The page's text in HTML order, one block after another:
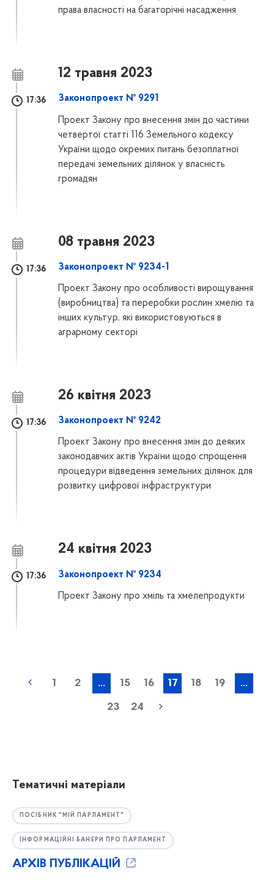
права власності на багаторічні насадження
12 травня 2023
17:36 Законопроект № 9291
Проект Закону про внесення змін до частини
четвертої статті 116 Земельного кодексу
України щодо окремих питань безоплатної
передачі земельних ділянок у власність
громадян
08 травня 2023
17:36 Законопроект № 9234-1
Проект Закону про особливості вирощування
(виробництва) та переробки рослин хмелю та
інших культур, які використовуються в
аграрному секторі
26 квітня 2023
17:36 Законопроект № 9242
Проект Закону про внесення змін до деяких
законодавчих актів України щодо спрощення
процедури відведення земельних ділянок для
розвитку цифрової інфраструктури
24 квітня 2023
17:36 Законопроект № 9234
Проект Закону про хміль та хмелепродукти
1 2 ... 15 16 17 18 19 ...
23 24
Тематичні матеріали
ПОСІБНИК "МІЙ ПАРЛАМЕНТ"
ІНФОРМАЦІЙНІ БАНЕРИ ПРО ПАРЛАМЕНТ
АРХІВ ПУБЛІКАЦІЙ